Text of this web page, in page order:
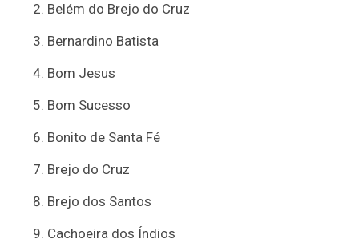
Belém do Brejo do Cruz
Bernardino Batista
Bom Jesus
Bom Sucesso
Bonito de Santa Fé
Brejo do Cruz
Brejo dos Santos
Cachoeira dos Índios